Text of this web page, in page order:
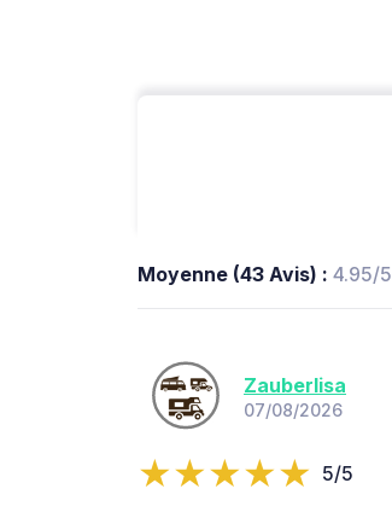
Moyenne (43 Avis) : 4.95/5
Zauberlisa
07/08/2026
5/5